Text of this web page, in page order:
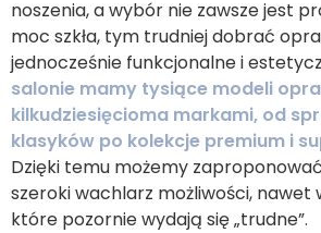
noszenia, a wybór nie zawsze jest
moc szkła, tym trudniej dobrać
jednocześnie funkcjonalne i
salonie mamy tysiące modeli
kilkudziesięcioma markami, od
klasyków po kolekcje premium i
Dzięki temu możemy
szeroki wachlarz możliwości, nawet
które pozornie wydają się „trudne”.